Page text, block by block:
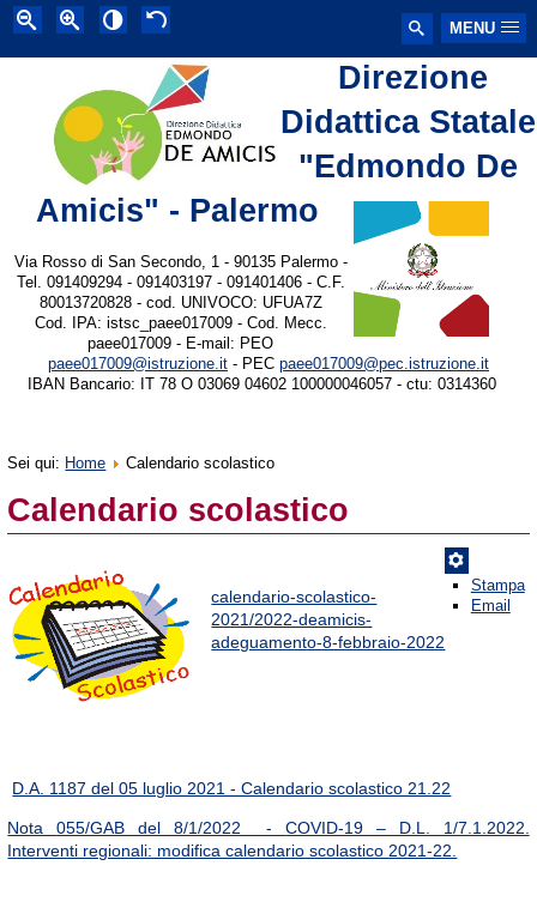
MENU
Direzione
Didattica Statale
"Edmondo De
Amicis" - Palermo
Via Rosso di San Secondo, 1 - 90135 Palermo -
Tel. 091409294 - 091403197 - 091401406 - C.F.
80013720828 - cod. UNIVOCO: UFUA7Z
Cod. IPA: istsc_paee017009 - Cod. Mecc.
paee017009 - E-mail: PEO
paee017009@istruzione.it - PEC paee017009@pec.istruzione.it
IBAN Bancario: IT 78 O 03069 04602 100000046057 - ctu: 0314360
Sei qui: Home Calendario scolastico
Calendario scolastico
Stampa
Email
calendario-scolastico-
2021/2022-deamicis-
adeguamento-8-febbraio-2022
D.A. 1187 del 05 luglio 2021 - Calendario scolastico 21.22
Nota055/GAB del 8/1/2022 -COVID-19 – D.L. 1/7.1.2022.
Interventi regionali: modifica calendario scolastico 2021-22.